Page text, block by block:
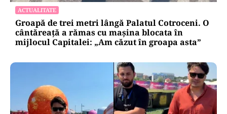
ACTUALITATE
Groapă de trei metri lângă Palatul Cotroceni. O
cântăreață a rămas cu mașina blocata în
mijlocul Capitalei: „Am căzut în groapa asta”